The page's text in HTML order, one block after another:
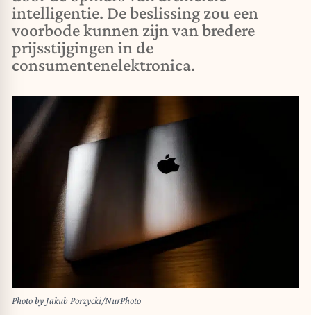
intelligentie. De beslissing zou een
voorbode kunnen zijn van bredere
prijsstijgingen in de
consumentenelektronica.
Photo by Jakub Porzycki/NurPhoto